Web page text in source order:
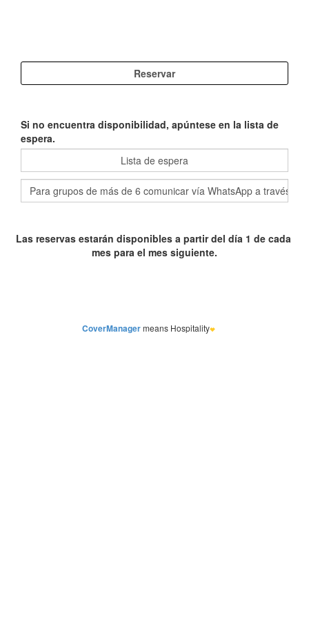
Si no encuentra disponibilidad, apúntese en la lista de
espera.
CoverManagermeans Hospitality